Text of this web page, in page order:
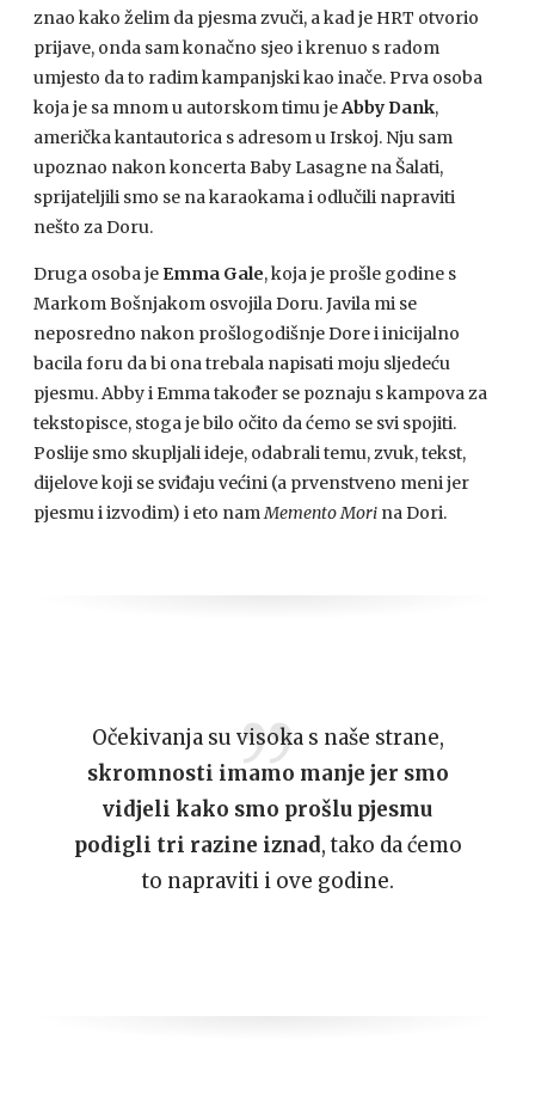
znao kako želim da pjesma zvuči, a kad je HRT otvorio
prijave, onda sam konačno sjeo i krenuo s radom
umjesto da to radim kampanjski kao inače. Prva osoba
koja je sa mnom u autorskom timu jeAbby Dank,
američka kantautorica s adresom u Irskoj. Nju sam
upoznao nakon koncerta Baby Lasagne na Šalati,
sprijateljili smo se na karaokama i odlučili napraviti
nešto za Doru.
Druga osoba je Emma Gale, koja je prošle godine s
Markom Bošnjakom osvojila Doru. Javila mi se
neposredno nakon prošlogodišnje Dore i inicijalno
bacila foru da bi ona trebala napisati moju sljedeću
pjesmu. Abby i Emma također se poznaju s kampova za
tekstopisce, stoga je bilo očito da ćemo se svi spojiti.
Poslije smo skupljali ideje, odabrali temu, zvuk, tekst,
dijelove koji se sviđaju većini (a prvenstveno meni jer
pjesmu i izvodim) i eto namMemento Mori na Dori.
Očekivanja su visoka s naše strane,
skromnosti imamo manje jer smo
vidjeli kako smo prošlu pjesmu
podigli tri razine iznad, tako da ćemo
to napraviti i ove godine.